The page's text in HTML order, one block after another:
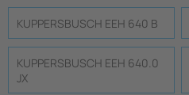
KUPPERSBUSCH EEH 640 B
KUPPERSBUSCH EEH 640.0
JX